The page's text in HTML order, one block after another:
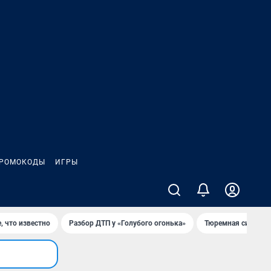
ИГРЫ
что известно Разбор ДТП у «Голубого огонька» Тюремная